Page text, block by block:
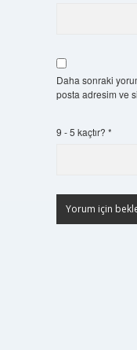
Daha sonraki
posta adresim ve
9 - 5 kaçtır? *